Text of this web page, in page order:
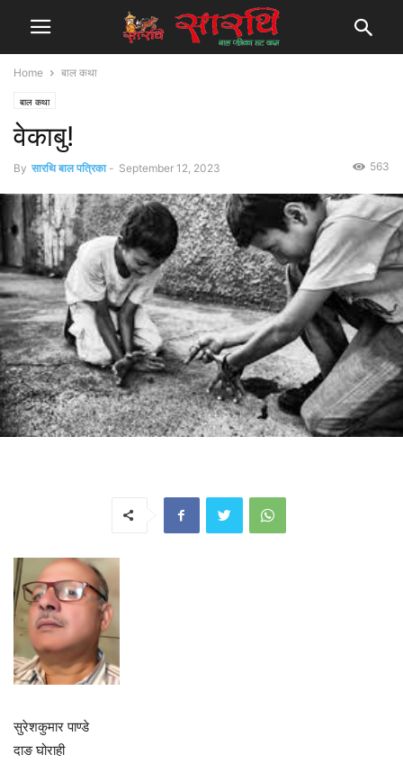
Home बाल कथा
बाल कथा
वेकाबु!
By सारथि बाल पत्रिका - September 12, 2023 563
सुरेशकुमार पाण्डे
दाङ घोराही